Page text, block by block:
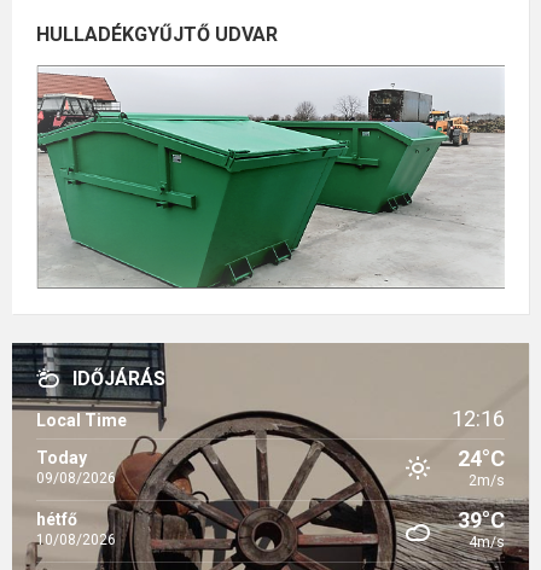
HULLADÉKGYŰJTŐ UDVAR
IDŐJÁRÁS
Local Time 12:16
Today
09/08/2026
24°C
2m/s
hétfő
10/08/2026
39°C
4m/s